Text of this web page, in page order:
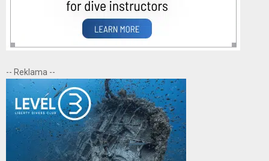
-- Reklama --